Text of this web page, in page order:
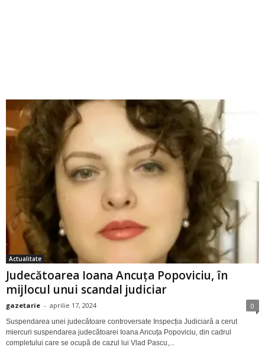
Actualitate
Judecătoarea Ioana Ancuța Popoviciu, în
mijlocul unui scandal judiciar
gazetarie - aprilie 17, 2024 0
Suspendarea unei judecătoare controversate Inspecția Judiciară a cerut
miercuri suspendarea judecătoarei Ioana Ancuța Popoviciu, din cadrul
completului care se ocupă de cazul lui Vlad Pascu,...